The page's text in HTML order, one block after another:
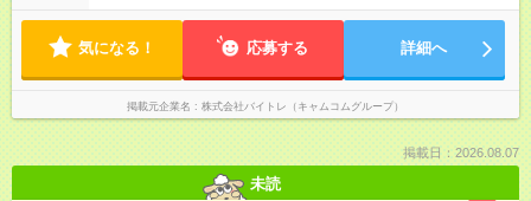
気になる！ 応募する 詳細へ
掲載元企業名 株式会社バイトレ（キャムコムグループ）
掲載日：2026.08.07
未読